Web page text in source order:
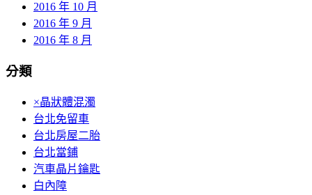
2016 年 10 月
2016 年 9 月
2016 年 8 月
分類
×晶狀體混濁
台北免留車
台北房屋二胎
台北當鋪
汽車晶片鑰匙
白內障